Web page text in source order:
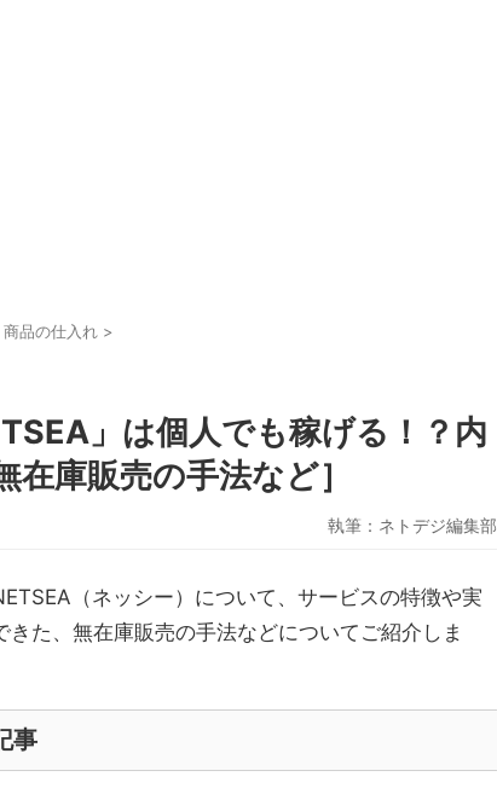
商品の仕入れ >
」は個人でも稼げる！？内
庫販売の手法など］
執筆： ネトデジ編集部
（ネッシー）について、サービスの特徴や実
た、無在庫販売の手法などについてご紹介しま
事